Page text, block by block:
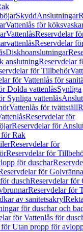
SkyddAnslutningar
Vattenlås för
VattenlåsReservdelar
Reservdelar
Diskhoanslutningar
anslutningReservdelar
för Tillbehör
för Vattenlås för
Dolda vattenlåsSynliga
Synliga vattenlås
Vattenlås för tvättställ
Reservdelar för
Reservdelar för
för Rak
Reservdelar för
Reservdelar för
för duschar
för Golvränna
duschReservdelar
Reservdelar för
av sanitetsakryl
för duschar och
för Vattenlås för
för Utan propp för